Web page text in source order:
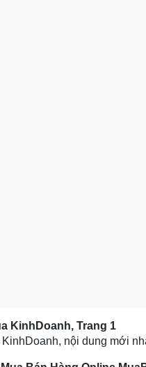
KinhDoanh, Trang 1
nội dung mới